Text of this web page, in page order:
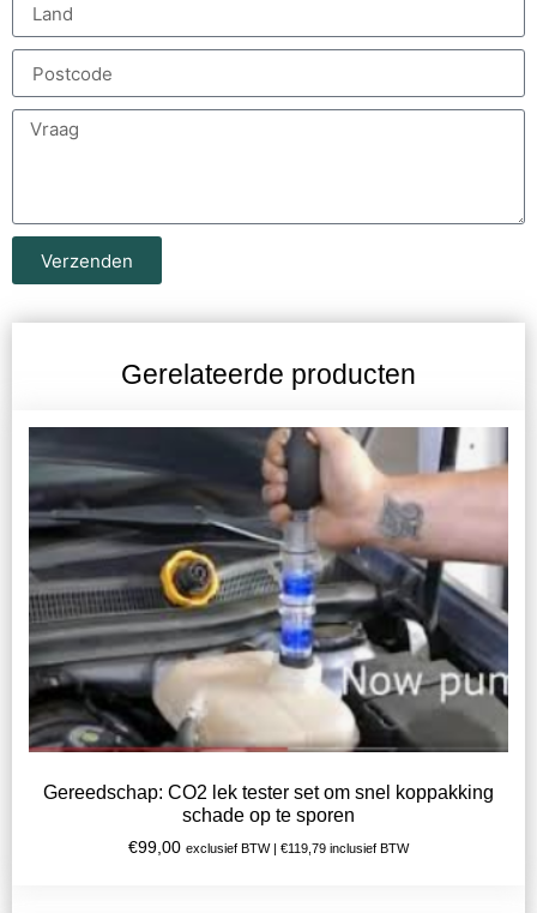
Verzenden
Gerelateerde producten
Gereedschap: CO2 lek tester set om snel koppakking
schade op te sporen
€99,00 exclusief BTW | €119,79 inclusief BTW